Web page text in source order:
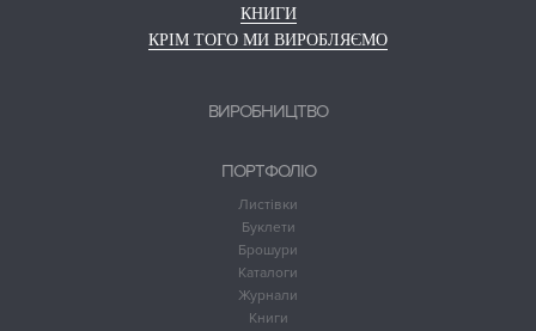
КНИГИ
КРІМ ТОГО МИ ВИРОБЛЯЄМО
ВИРОБНИЦТВО
ПОРТФОЛІО
Листівки
Буклети
Брошури
Каталоги
Журнали
Книги